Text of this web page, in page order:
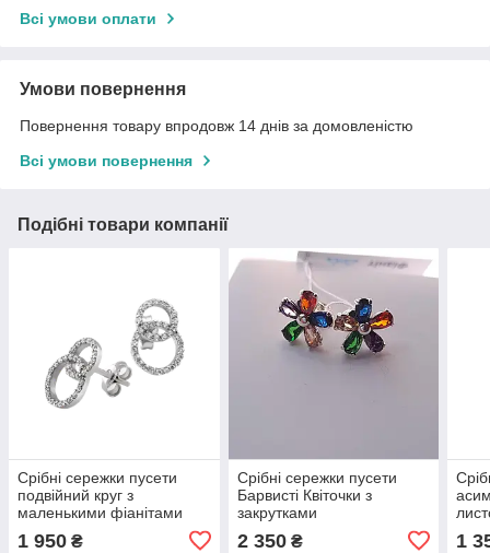
Всі умови оплати
Умови повернення
Повернення товару впродовж 14 днів за домовленістю
Всі умови повернення
Подібні товари компанії
Срібні сережки пусети
подвійний круг з
маленькими фіанітами
1 950 ₴
Срібні сережки пусети
Барвисті Квіточки з
закрутками
2 350₴ 1